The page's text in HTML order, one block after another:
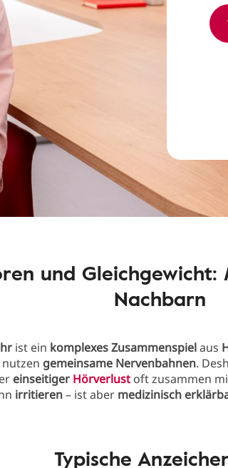
und Gleichgewicht:
Nachbarn
ist ein komplexes Zusammenspielaus
nutzen gemeinsame Nervenbahnen.
einseitiger Hörverlust oft zusammen
irritieren– ist aber medizinisch
Typische